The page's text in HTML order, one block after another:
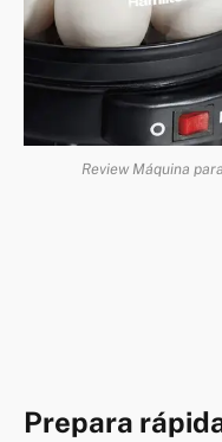
Review Máquina
Prepara